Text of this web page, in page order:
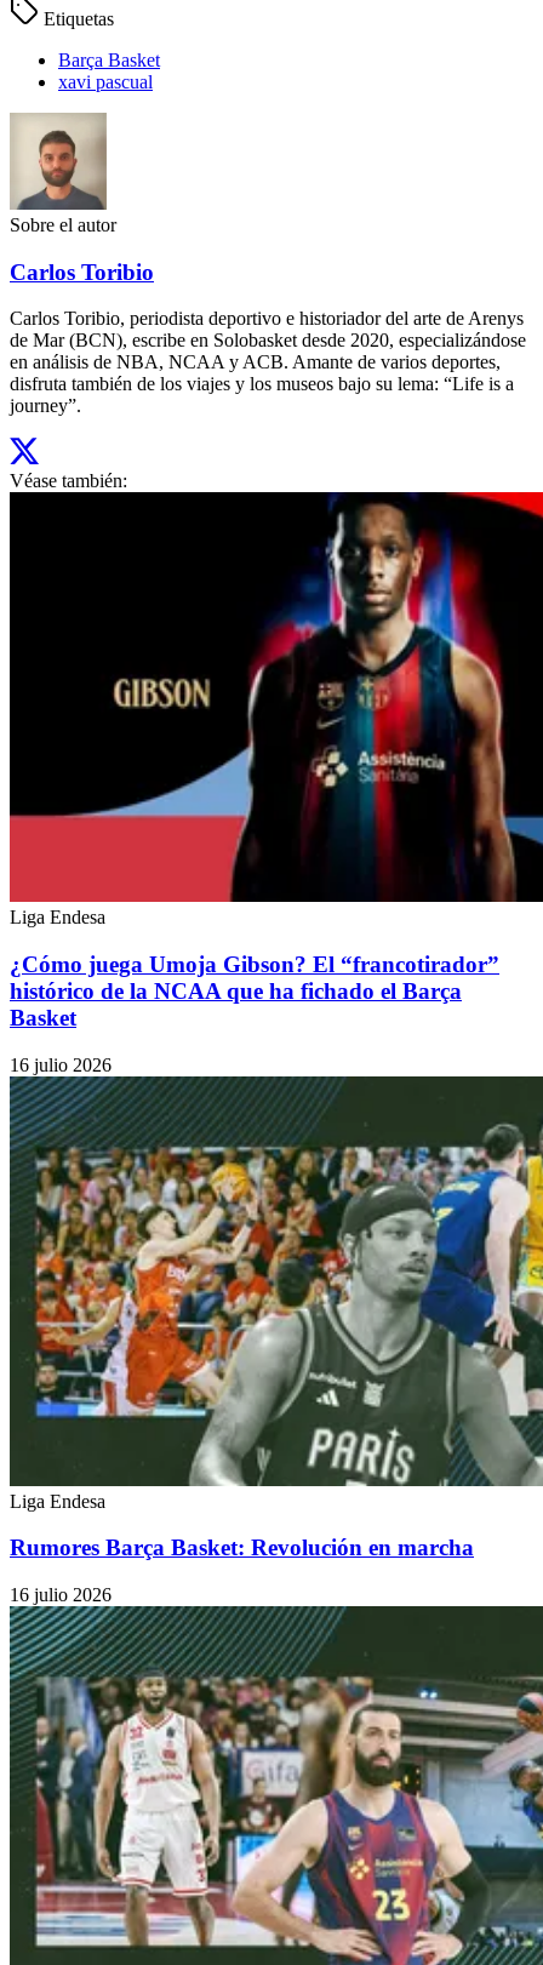
Etiquetas
Barça Basket
xavi pascual
Sobre el autor
Carlos Toribio
Carlos Toribio, periodista deportivo e historiador del arte de Arenys
de Mar (BCN), escribe en Solobasket desde 2020, especializándose
en análisis de NBA, NCAA y ACB. Amante de varios deportes,
disfruta también de los viajes y los museos bajo su lema: “Life is a
journey”.
Véase también:
Liga Endesa
¿Cómo juega Umoja Gibson? El “francotirador”
histórico de la NCAA que ha fichado el Barça
Basket
16 julio 2026
Liga Endesa
Rumores Barça Basket: Revolución en marcha
16 julio 2026